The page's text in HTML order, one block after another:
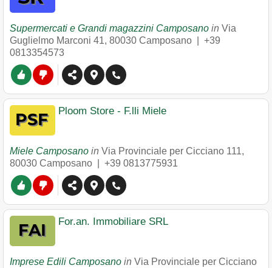
Supermercati e Grandi magazzini Camposano in Via
Guglielmo Marconi 41, 80030 Camposano
+39
0813354573
Ploom Store - F.lli Miele
Miele Camposano in Via Provinciale per Cicciano 111,
80030 Camposano +39 0813775931
For.an. Immobiliare SRL
Imprese Edili Camposano in Via Provinciale per Cicciano